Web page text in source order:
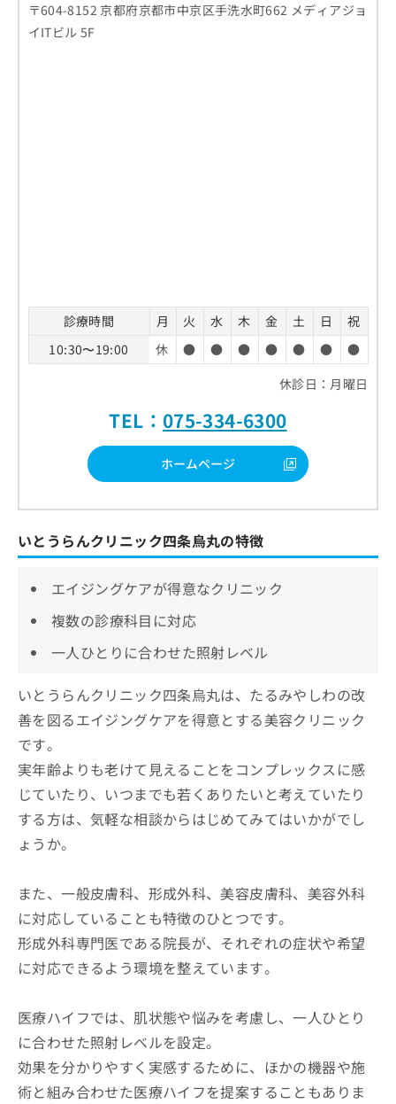
〒604-8152 京都府京都市中京区手洗水町662 メディアジョ
イITビル 5F
診療時間 月 火 水 木 金 土 日
祝
10:30〜19:00
休 ● ● ● ● ● ●
●
休診日：月曜日
TEL： 075-334-6300
ホームページ
いとうらんクリニック四条烏丸の特徴
エイジングケアが得意なクリニック
複数の診療科目に対応
一人ひとりに合わせた照射レベル
いとうらんクリニック四条烏丸は、たるみやしわの改
善を図るエイジングケアを得意とする美容クリニック
です。
実年齢よりも老けて見えることをコンプレックスに感
じていたり、いつまでも若くありたいと考えていたり
する方は、気軽な相談からはじめてみてはいかがでし
ょうか。
また、一般皮膚科、形成外科、美容皮膚科、美容外科
に対応していることも特徴のひとつです。
形成外科専門医である院長が、それぞれの症状や希望
に対応できるよう環境を整えています。
医療ハイフでは、肌状態や悩みを考慮し、一人ひとり
に合わせた照射レベルを設定。
効果を分かりやすく実感するために、ほかの機器や施
術と組み合わせた医療ハイフを提案することもありま